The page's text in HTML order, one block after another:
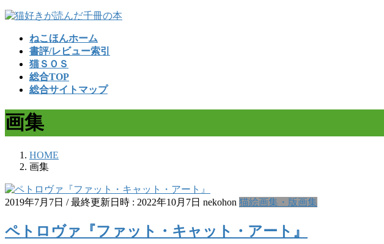
コ
ッ
プ
ナ
移
動
ねこほんホーム
書評/レビュー索引
猫ＳＯＳ
総合TOP
総合サイトマップ
画集
HOME
画集
2019年7月7日 / 最終更新日時 : 2022年10月7日 nekohon 猫絵画集・版画集
ペトロヴァ『ファット・キャット・アート』